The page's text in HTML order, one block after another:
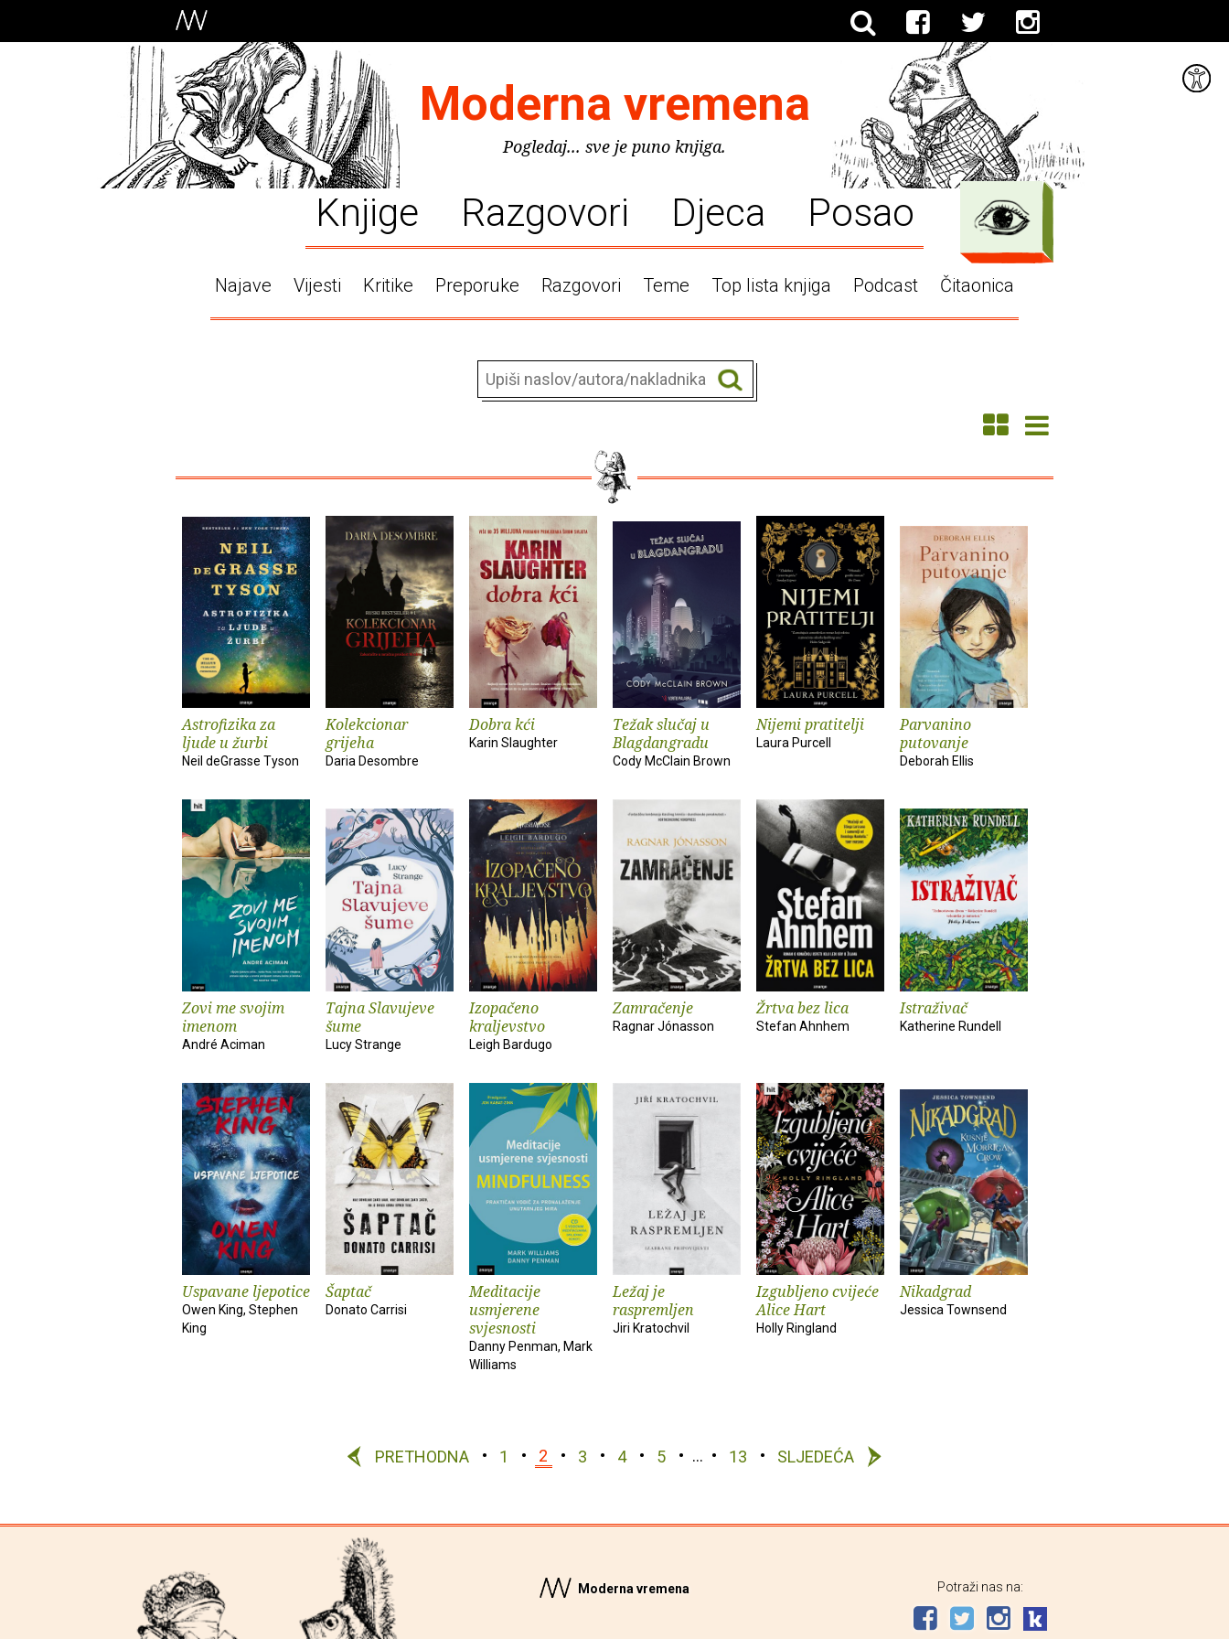
Moderna vremena
Pogledaj... sve je puno knjiga.
Knjige Razgovori Djeca Posao
Najave Vijesti Kritike Preporuke Razgovori Teme Top lista knjiga Podcast Čitaonica
Astrofizika za
ljude u žurbi
Neil deGrasse Tyson
Kolekcionar
grijeha
Daria Desombre
Dobra kći
Karin Slaughter
Težak slučaj u
Blagdangradu
Cody McClain Brown
Nijemi pratitelji
Laura Purcell
Parvanino
putovanje
Deborah Ellis
Zovi me svojim
imenom
André Aciman
Tajna Slavujeve
šume
Lucy Strange
Izopačeno
kraljevstvo
Leigh Bardugo
Zamračenje
Ragnar Jónasson
Žrtva bez lica
Stefan Ahnhem
Istraživač
Katherine Rundell
Uspavane ljepotice
Owen King, Stephen
King
Šaptač
Donato Carrisi
Meditacije
usmjerene
svjesnosti
Danny Penman, Mark
Williams
Ležaj je
raspremljen
Jiri Kratochvil
Izgubljeno cvijeće
Alice Hart
Holly Ringland
Nikadgrad
Jessica Townsend
PRETHODNA 1 2 3 4 5 … 13 SLJEDEĆA
Moderna vremena Potraži nas na: